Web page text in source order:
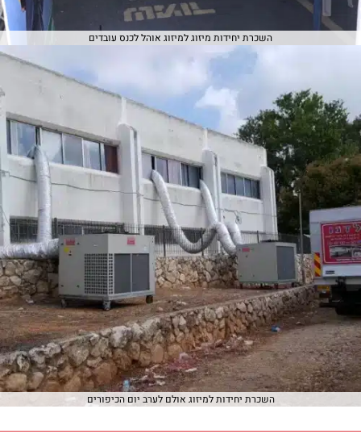
השכרת יחידות מיזוג למיזוג אוהל לכנס עובדים
השכרת יחידות למיזוג אולם לערב יום הכיפורים